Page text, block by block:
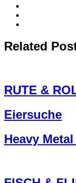
Related
RUTE &
Eiersuche
Heavy